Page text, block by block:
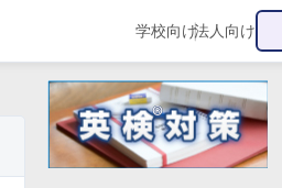
学校向け|法人向け